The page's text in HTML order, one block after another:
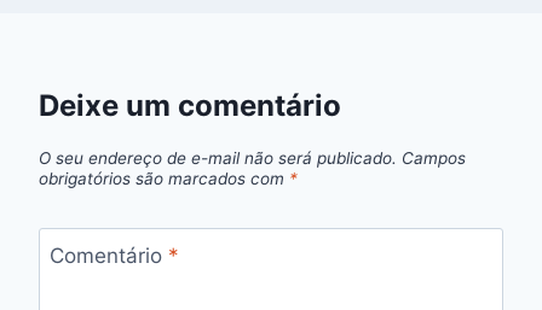
Deixe um comentário
O seu endereço de e-mail não será publicado. Campos
obrigatórios são marcados com *
Comentário *